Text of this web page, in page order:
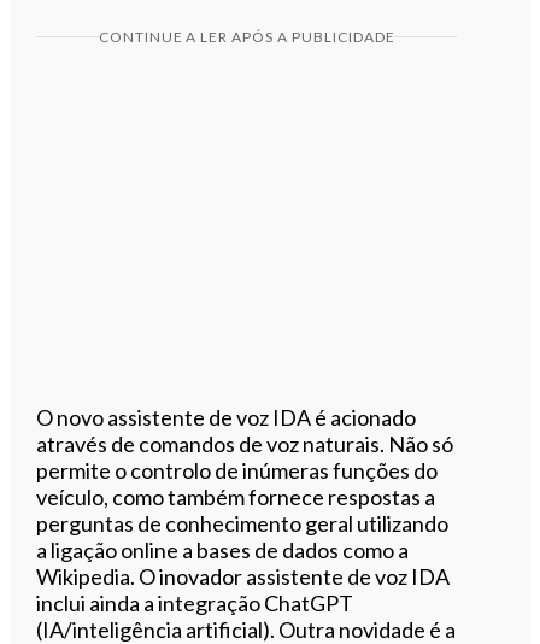
CONTINUE A LER APÓS A PUBLICIDADE
O novo assistente de voz IDA é acionado
através de comandos de voz naturais. Não só
permite o controlo de inúmeras funções do
veículo, como também fornece respostas a
perguntas de conhecimento geral utilizando
a ligação online a bases de dados como a
Wikipedia. O inovador assistente de voz IDA
inclui ainda a integração ChatGPT
(IA/inteligência artificial). Outra novidade é a